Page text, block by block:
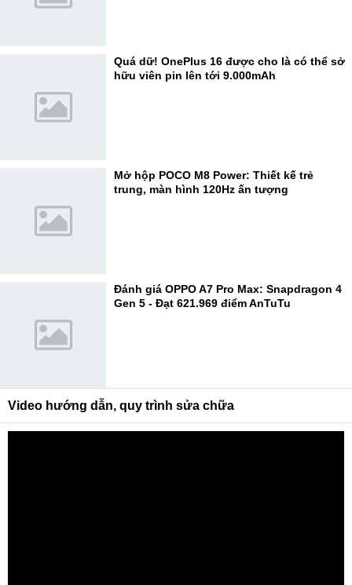
Quá dữ! OnePlus 16 được cho là có thể sở
hữu viên pin lên tới 9.000mAh
Mở hộp POCO M8 Power: Thiết kế trẻ
trung, màn hình 120Hz ấn tượng
Đánh giá OPPO A7 Pro Max: Snapdragon 4
Gen 5 - Đạt 621.969 điểm AnTuTu
Video hướng dẫn, quy trình sửa chữa